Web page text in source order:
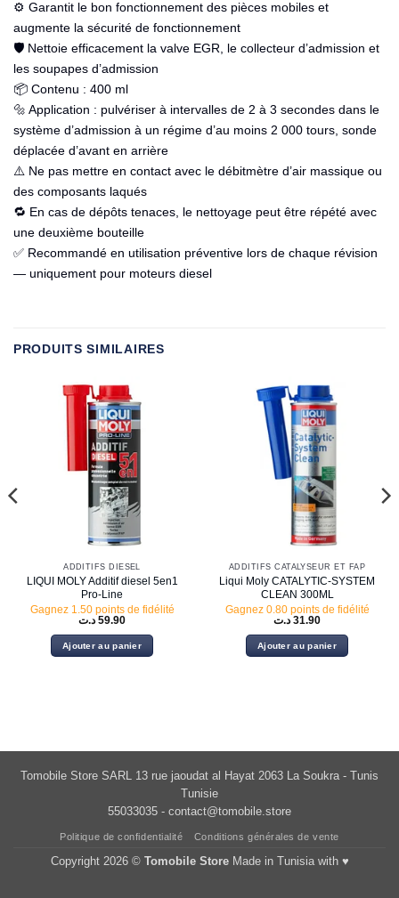
⚙️ Garantit le bon fonctionnement des pièces mobiles et
augmente la sécurité de fonctionnement
🛡️ Nettoie efficacement la valve EGR, le collecteur d’admission et
les soupapes d’admission
📦 Contenu : 400 ml
🔩 Application : pulvériser à intervalles de 2 à 3 secondes dans le
système d’admission à un régime d’au moins 2 000 tours, sonde
déplacée d’avant en arrière
⚠️ Ne pas mettre en contact avec le débitmètre d’air massique ou
des composants laqués
🔁 En cas de dépôts tenaces, le nettoyage peut être répété avec
une deuxième bouteille
✅ Recommandé en utilisation préventive lors de chaque révision
— uniquement pour moteurs diesel
PRODUITS SIMILAIRES
ADDITIFS DIESEL
LIQUI MOLY Additif diesel 5en1
Pro-Line
Gagnez 1.50 points de fidélité
59.90 د.ت
Ajouter au panier
ADDITIFS CATALYSEUR ET FAP
Liqui Moly CATALYTIC-SYSTEM
CLEAN 300ML
Gagnez 0.80 points de fidélité
31.90 د.ت
Ajouter au panier
Tomobile Store SARL 13 rue jaoudat al Hayat 2063 La Soukra - Tunis
Tunisie
55033035 - contact@tomobile.store
Politique de confidentialité Conditions générales de vente
Copyright 2026 © Tomobile StoreMade in Tunisia with ♥